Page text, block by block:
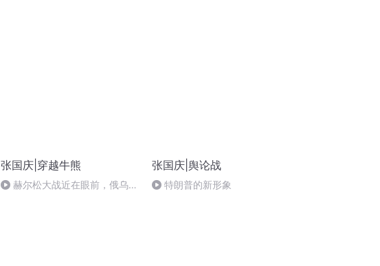
张国庆|穿越牛熊
赫尔松大战近在眼前，俄乌冲
张国庆|舆论战
特朗普的新形象